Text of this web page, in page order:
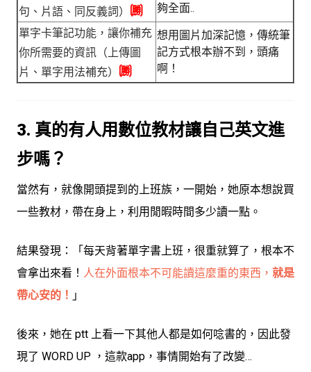
句、片語、同反義詞） 🉇
夠全面..
單字卡筆記功能，讓你補充
你所需要的資訊（上傳圖
片、單字用法補充） 🉇
想用圖片加深記憶，傳統筆
記方式根本辦不到，頭痛
啊！
3. 真的有人用數位教材讓自己英文進
步嗎？
當然有，就像開頭提到的上班族，一開始，她原本想說買
一些教材，帶在身上，利用閒暇時間多少讀一點。
結果發現：「每天背著單字書上班，很重就算了，根本不
會拿出來看！ 人在外面根本不可能讀這麼重的東西， 就是
帶心安的！ 」
後來，她在 ptt 上看一下其他人都是如何唸書的， 因此發
現了 WORD UP ，這款app，事情開始有了改變…